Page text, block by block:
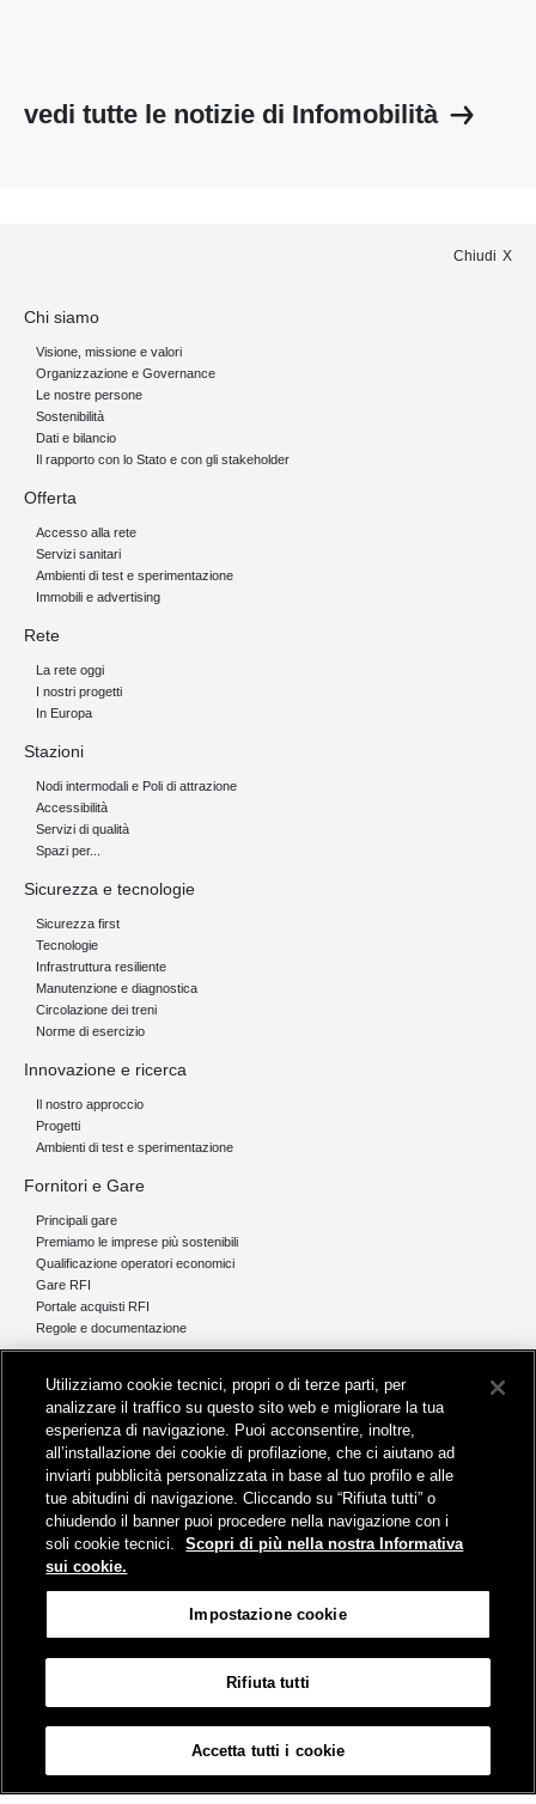
vedi tutte le notizie di Infomobilità
Chiudi
Chi siamo
Visione, missione e valori
Organizzazione e Governance
Le nostre persone
Sostenibilità
Dati e bilancio
Il rapporto con lo Stato e con gli stakeholder
Offerta
Accesso alla rete
Servizi sanitari
Ambienti di test e sperimentazione
Immobili e advertising
Rete
La rete oggi
I nostri progetti
In Europa
Stazioni
Nodi intermodali e Poli di attrazione
Accessibilità
Servizi di qualità
Spazi per...
Sicurezza e tecnologie
Sicurezza first
Tecnologie
Infrastruttura resiliente
Manutenzione e diagnostica
Circolazione dei treni
Norme di esercizio
Innovazione e ricerca
Il nostro approccio
Progetti
Ambienti di test e sperimentazione
Fornitori e Gare
Principali gare
Premiamo le imprese più sostenibili
Qualificazione operatori economici
Gare RFI
Portale acquisti RFI
Regole e documentazione
Comunicati stampa e news
Novità on line
Infomobilità
Feed - RSS
Protezione dati
Informativa sui Cookies Partita Iva 01008081000
Utilizziamo cookie tecnici, propri o di terze parti, per
analizzare il traffico su questo sito web e migliorare la tua
esperienza di navigazione. Puoi acconsentire, inoltre,
all’installazione dei cookie di profilazione, che ci aiutano ad
inviarti pubblicità personalizzata in base al tuo profilo e alle
tue abitudini di navigazione. Cliccando su “Rifiuta tutti” o
chiudendo il banner puoi procedere nella navigazione con i
soli cookie tecnici.
Scopri di più nella nostra Informativa
sui cookie.
Impostazione cookie
Rifiuta tutti
Accetta tutti i cookie